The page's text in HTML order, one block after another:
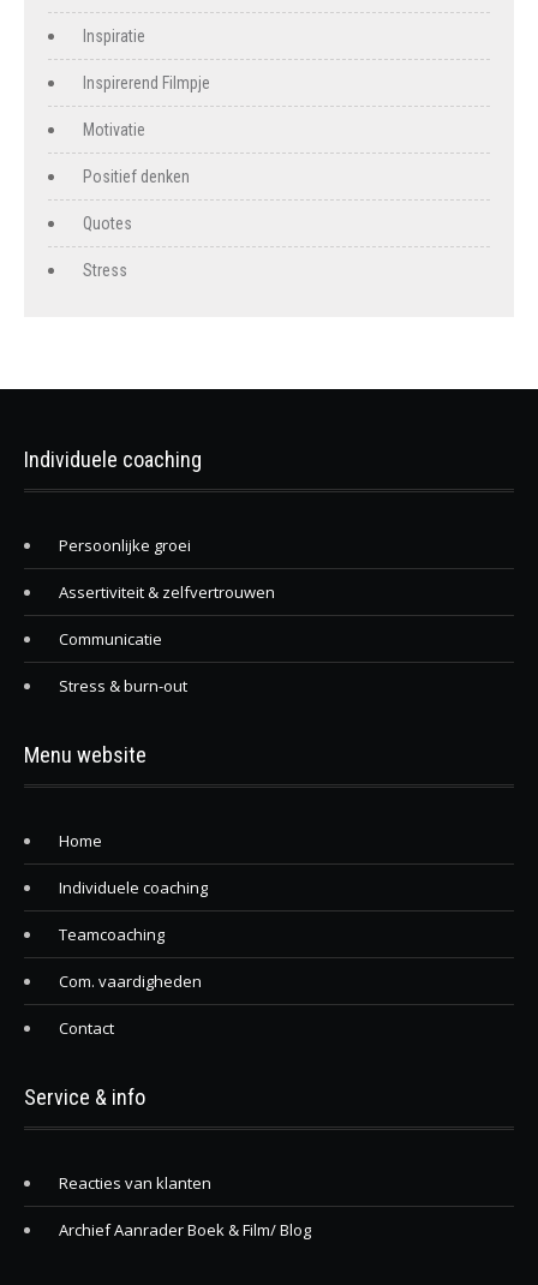
Inspiratie
Inspirerend Filmpje
Motivatie
Positief denken
Quotes
Stress
Individuele coaching
Persoonlijke groei
Assertiviteit & zelfvertrouwen
Communicatie
Stress & burn-out
Menu website
Home
Individuele coaching
Teamcoaching
Com. vaardigheden
Contact
Service & info
Reacties van klanten
Archief Aanrader Boek & Film/ Blog